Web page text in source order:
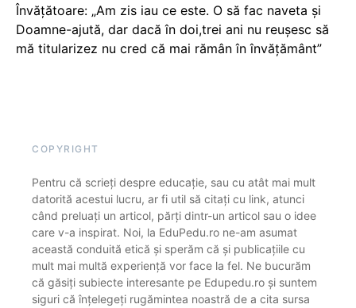
Învățătoare: „Am zis iau ce este. O să fac naveta și
Doamne-ajută, dar dacă în doi,trei ani nu reușesc să
mă titularizez nu cred că mai rămân în învățământ”
COPYRIGHT
Pentru că scrieți despre educație, sau cu atât mai mult
datorită acestui lucru, ar fi util să citați cu link, atunci
când preluați un articol, părți dintr-un articol sau o idee
care v-a inspirat. Noi, la EduPedu.ro ne-am asumat
această conduită etică și sperăm că și publicațiile cu
mult mai multă experiență vor face la fel. Ne bucurăm
că găsiți subiecte interesante pe Edupedu.ro și suntem
siguri că înțelegeți rugămintea noastră de a cita sursa